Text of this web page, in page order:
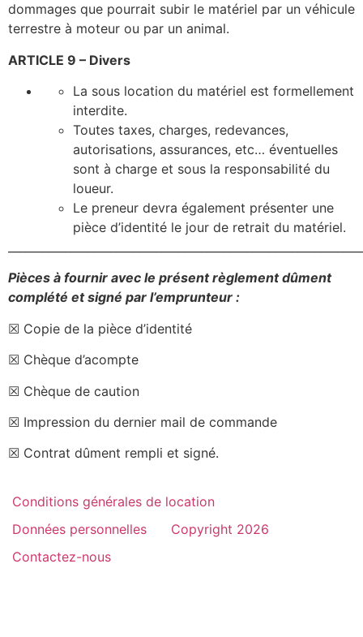
dommages que pourrait subir le matériel par un véhicule
terrestre à moteur ou par un animal.
ARTICLE 9 – Divers
La sous location du matériel est formellement
interdite.
Toutes taxes, charges, redevances,
autorisations, assurances, etc… éventuelles
sont à charge et sous la responsabilité du
loueur.
Le preneur devra également présenter une
pièce d’identité le jour de retrait du matériel.
Pièces à fournir avec le présent règlement dûment
complété et signé par l’emprunteur :
☒ Copie de la pièce d’identité
☒ Chèque d’acompte
☒ Chèque de caution
☒ Impression du dernier mail de commande
☒ Contrat dûment rempli et signé.
Conditions générales de location
Données personnelles
Copyright 2026
Contactez-nous